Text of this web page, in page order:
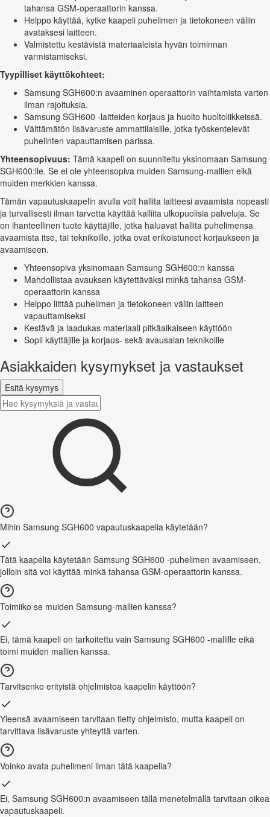
tahansa GSM-operaattorin kanssa.
Helppo käyttää, kytke kaapeli puhelimen ja tietokoneen väliin
avataksesi laitteen.
Valmistettu kestävistä materiaaleista hyvän toiminnan
varmistamiseksi.
Tyypilliset käyttökohteet:
Samsung SGH600:n avaaminen operaattorin vaihtamista varten
ilman rajoituksia.
Samsung SGH600 -laitteiden korjaus ja huolto huoltoliikkeissä.
Välttämätön lisävaruste ammattilaisille, jotka työskentelevät
puhelinten vapauttamisen parissa.
Yhteensopivuus: Tämä kaapeli on suunniteltu yksinomaan Samsung
SGH600:lle. Se ei ole yhteensopiva muiden Samsung-mallien eikä
muiden merkkien kanssa.
Tämän vapautuskaapelin avulla voit hallita laitteesi avaamista nopeasti
ja turvallisesti ilman tarvetta käyttää kalliita ulkopuolisia palveluja. Se
on ihanteellinen tuote käyttäjille, jotka haluavat hallita puhelimensa
avaamista itse, tai teknikoille, jotka ovat erikoistuneet korjaukseen ja
avaamiseen.
Yhteensopiva yksinomaan Samsung SGH600:n kanssa
Mahdollistaa avauksen käytettäväksi minkä tahansa GSM-
operaattorin kanssa
Helppo liittää puhelimen ja tietokoneen väliin laitteen
vapauttamiseksi
Kestävä ja laadukas materiaali pitkäaikaiseen käyttöön
Sopii käyttäjille ja korjaus- sekä avausalan teknikoille
Asiakkaiden kysymykset ja vastaukset
Esitä kysymys
Mihin Samsung SGH600 vapautuskaapelia käytetään?
Tätä kaapelia käytetään Samsung SGH600 -puhelimen avaamiseen,
jolloin sitä voi käyttää minkä tahansa GSM-operaattorin kanssa.
Toimiiko se muiden Samsung-mallien kanssa?
Ei, tämä kaapeli on tarkoitettu vain Samsung SGH600 -mallille eikä
toimi muiden mallien kanssa.
Tarvitsenko erityistä ohjelmistoa kaapelin käyttöön?
Yleensä avaamiseen tarvitaan tietty ohjelmisto, mutta kaapeli on
tarvittava lisävaruste yhteyttä varten.
Voinko avata puhelimeni ilman tätä kaapelia?
Ei, Samsung SGH600:n avaamiseen tällä menetelmällä tarvitaan oikea
vapautuskaapeli.